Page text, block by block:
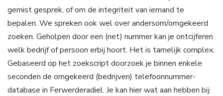
gemist gesprek, of om de integriteit van iemand te
bepalen. We spreken ook wel over andersom/omgekeerd
zoeken. Geholpen door een (net) nummer kan je ontcijferen
welk bedrijf of persoon erbij hoort. Het is tamelijk complex.
Gebaseerd op het zoekscript doorzoek je binnen enkele
seconden de omgekeerd (bedrijven) telefoonnummer-
database in Ferwerderadiel. Je kan hier wat aan hebben bij